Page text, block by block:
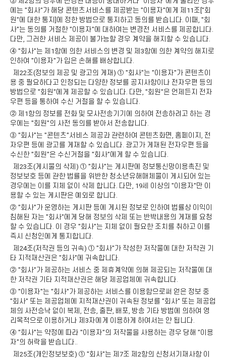
에는 "회사"가 해당 콘텐츠서비스를 제공받는 "이용자"에게 제11조["회
원"에 대한 통지]에 정한 방법으로 통지하고 동의를 받습니다. 이때, "회
사"는 동의를 거절한 "이용자"에 대하여는 변경전 서비스를 제공합니다.
다만, 그러한 서비스 제공이 불가능할 경우 계약을 해지할 수 있습니다.
④ "회사"는 제1항에 의한 서비스의 변경 및 제3항에 의한 계약의 해지로
인하여 "이용자"가 입은 손해를 배상합니다.
제22조(정보의 제공 및 광고의 게재) ① "회사"는 "이용자"가 콘텐츠이
용 중 필요하다고 인정되는 다양한 정보를 공지사항이나 전자우편 등의
방법으로 "회원"에게 제공할 수 있습니다. 다만, "회원"은 언제든지 전자
우편 등을 통하여 수신 거절을 할 수 있습니다.
② 제1항의 정보를 전화 및 모사전송기기에 의하여 전송하려고 하는 경
우에는 "회원"의 사전 동의를 받아서 전송합니다.
③ "회사"는 "콘텐츠"서비스 제공과 관련하여 콘텐츠화면, 홈페이지, 전
자우편 등에 광고를 게재할 수 있습니다. 광고가 게재된 전자우편 등을
수신한 "회원"은 수신거절을 "회사"에게 할 수 있습니다.
제23조(게시물의 삭제) ① "회사"는 게시판에 정보통신망이용촉진 및
정보보호 등에 관한 법률을 위반한 청소년유해매체물이 게시되어 있는
경우에는 이를 지체 없이 삭제 합니다. 다만, 19세 이상의 "이용자"만 이
용할 수 있는 게시판은 예외로 합니다.
② "회사"가 운영하는 게시판 등에 게시된 정보로 인하여 법률상 이익이
침해된 자는 "회사"에게 당해 정보의 삭제 또는 반박내용의 게재를 요청
할 수 있습니다. 이 경우 "회사"는 지체 없이 필요한 조치를 취하고 이를
즉시 신청인에게 통지합니다.
제24조(저작권 등의 귀속) ① "회사"가 작성한 저작물에 대한 저작권 기
타 지적재산권은 "회사"에 귀속합니다.
② "회사"가 제공하는 서비스 중 제휴계약에 의해 제공되는 저작물에 대
한 저작권 기타 지적재산권은 해당 제공업체에 귀속합니다.
③ "이용자"는 "회사"가 제공하는 서비스를 이용함으로써 얻은 정보 중
"회사" 또는 제공업체에 지적재산권이 귀속된 정보를 "회사" 또는 제공업
체의 사전승낙 없이 복제, 전송, 출판, 배포, 방송 기타 방법에 의하여 영
리목적으로 이용하거나 제3자에게 이용하게 하여서는 안 됩니다.
④ "회사"는 약정에 따라 "이용자"의 저작물을 사용하는 경우 당해 "이용
자"의 허락을 받습니다..
제25조(개인정보보호) ① "회사"는 제7조 제2항의 신청서기재사항 이